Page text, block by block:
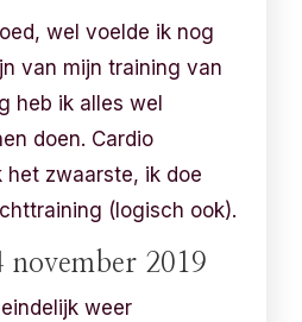
wel voelde ik nog
van mijn training van
heb ik alles wel
doen. Cardio
het zwaarste, ik doe
(logisch ook).
november 2019
weer